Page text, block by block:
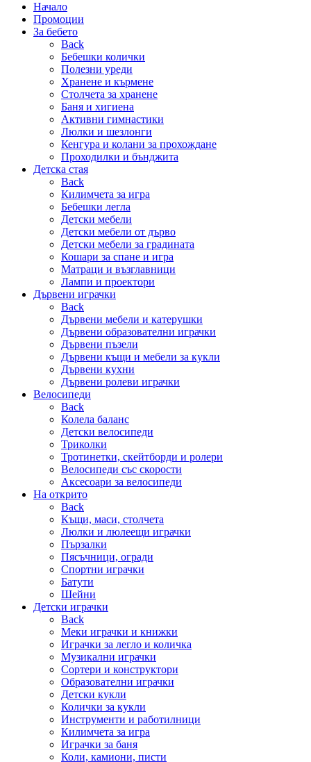
Начало
Промоции
За бебето
Back
Бебешки колички
Полезни уреди
Хранене и кърмене
Столчета за хранене
Баня и хигиена
Активни гимнастики
Люлки и шезлонги
Кенгура и колани за прохождане
Проходилки и бънджита
Детска стая
Back
Килимчета за игра
Бебешки легла
Детски мебели
Детски мебели от дърво
Детски мебели за градината
Кошари за спане и игра
Матраци и възглавници
Лампи и проектори
Дървени играчки
Back
Дървени мебели и катерушки
Дървени образователни играчки
Дървени пъзели
Дървени къщи и мебели за кукли
Дървени кухни
Дървени ролеви играчки
Велосипеди
Back
Колела баланс
Детски велосипеди
Триколки
Тротинетки, скейтборди и ролери
Велосипеди със скорости
Аксесоари за велосипеди
На открито
Back
Къщи, маси, столчета
Люлки и люлеещи играчки
Пързалки
Пясъчници, огради
Спортни играчки
Батути
Шейни
Детски играчки
Back
Меки играчки и книжки
Играчки за легло и количка
Музикални играчки
Сортери и конструктори
Образователни играчки
Детски кукли
Колички за кукли
Инструменти и работилници
Килимчета за игра
Играчки за баня
Коли, камиони, писти